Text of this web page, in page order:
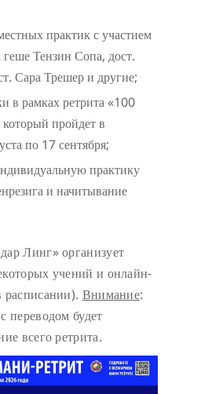
практик с участием
геше Тензин Сопа, дост.
Сара Трешер и другие;
в рамках ретрита «100
пройдет в
по 17 сентября;
практику
и начитывание
Линг» организует
учений и онлайн-
расписании). Внимание:
переводом будет
всего ретрита.